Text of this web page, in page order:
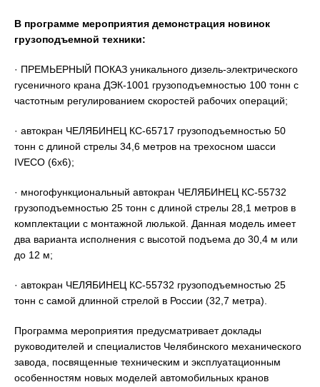
В программе мероприятия демонстрация новинок
грузоподъемной техники:
· ПРЕМЬЕРНЫЙ ПОКАЗ уникального дизель-электрического
гусеничного крана ДЭК-1001 грузоподъемностью 100 тонн с
частотным регулированием скоростей рабочих операций;
· автокран ЧЕЛЯБИНЕЦ КС-65717 грузоподъемностью 50
тонн с длиной стрелы 34,6 метров на трехосном шасси
IVECO (6х6);
· многофункциональный автокран ЧЕЛЯБИНЕЦ КС-55732
грузоподъемностью 25 тонн с длиной стрелы 28,1 метров в
комплектации с монтажной люлькой. Данная модель имеет
два варианта исполнения с высотой подъема до 30,4 м или
до 12 м;
· автокран ЧЕЛЯБИНЕЦ КС-55732 грузоподъемностью 25
тонн с самой длинной стрелой в России (32,7 метра).
Программа мероприятия предусматривает доклады
руководителей и специалистов Челябинского механического
завода, посвященные техническим и эксплуатационным
особенностям новых моделей автомобильных кранов